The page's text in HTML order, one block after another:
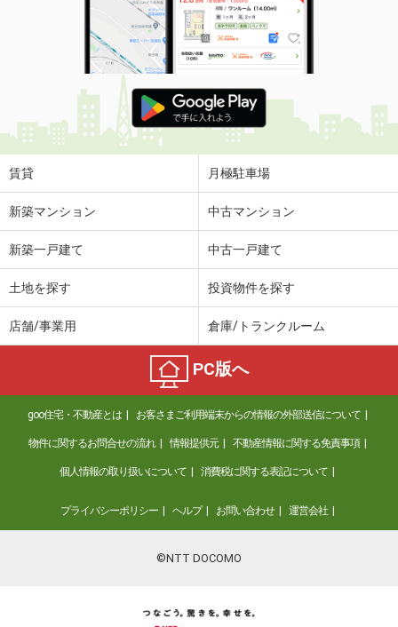
建物面積 113.52m²
土地面積 165.47m²
千葉県千葉市稲毛区長沼原町
価 格
3,650万円
住 所
千葉県千葉市稲毛区長沼原町
建物面積
191.07m²
千葉県千葉市緑区誉田町３
1,230万円
114.26m²
2,880万円
住 所
千葉県木更津市祇園４
建物面積 128.5m²
土地面積
248.9m²
千葉県木更津市八幡台５
価 格
948万円
住 所
千葉県木更津市八幡台５
103.07m²
千葉県千葉市花見川区天戸町
賃貸 月極駐車場
新築マンション 中古マンション
新築一戸建て 中古一戸建て
土地を探す 投資物件を探す
店舗/事業用 倉庫/トランクルーム
PC版へ
goo住宅・不動産とは お客さまご利用端末からの情報の外部送信について
物件に関するお問合せの流れ 情報提供元 不動産情報に関する免責事項
個人情報の取り扱いについて 消費税に関する表記について
プライバシーポリシー ヘルプ お問い合わせ 運営会社
©NTT DOCOMO